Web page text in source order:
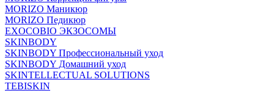
MORIZO Маникюр
MORIZO Педикюр
EXOCOBIO ЭКЗОСОМЫ
SKINBODY
SKINBODY Профессиональный уход
SKINBODY Домашний уход
SKINTELLECTUAL SOLUTIONS
TEBISKIN